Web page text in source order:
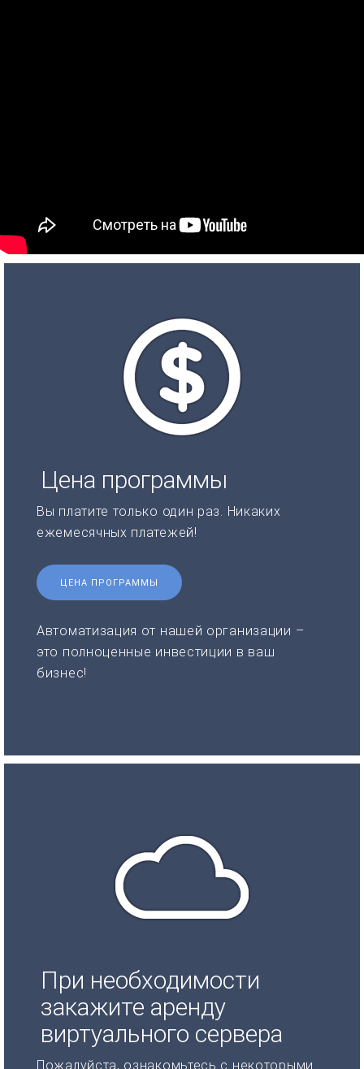
Цена программы
Вы платите только один раз. Никаких
ежемесячных платежей!
ЦЕНА ПРОГРАММЫ
Автоматизация от нашей организации –
это полноценные инвестиции в ваш
бизнес!
При необходимости
закажите аренду
виртуального сервера
Пожалуйста, ознакомьтесь с некоторыми